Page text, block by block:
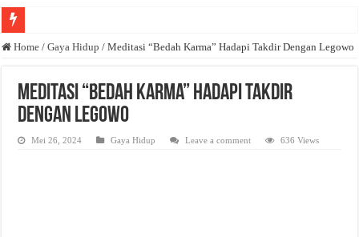
Anda butuh promosi usaha? Kontak ke Email redaksi@bisnisnasional.com
Dibutuhkan Marketing. Lamaran di-email ke redaksi@bisnisnasional.com
Home / Gaya Hidup / Meditasi “Bedah Karma” Hadapi Takdir Dengan Legowo
Meditasi “Bedah Karma” Hadapi Takdir
Dengan Legowo
Mei 26, 2024 Gaya Hidup Leave a comment 636 Views